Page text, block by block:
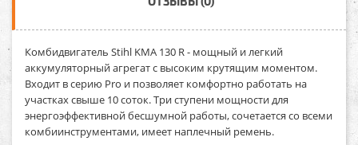
Комбидвигатель Stihl KMA 130 R - мощный и легкий
аккумуляторный агрегат с высоким крутящим моментом.
Входит в серию Pro и позволяет комфортно работать на
участках свыше 10 соток. Три ступени мощности для
энергоэффективной бесшумной работы, сочетается со всеми
комбиинструментами, имеет наплечный ремень.